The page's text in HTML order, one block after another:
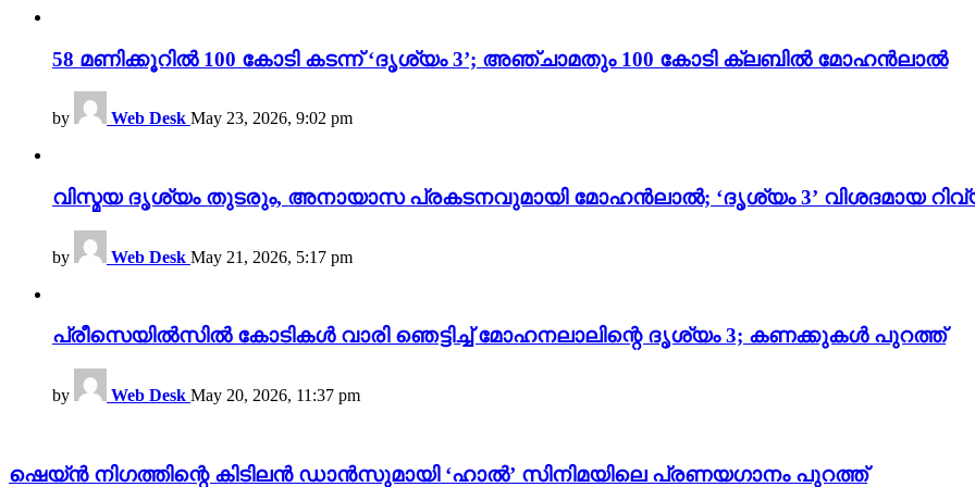
58 മണിക്കൂറിൽ 100 കോടി കടന്ന് ‘ദൃശ്യം 3’; അഞ്ചാമതും 100 കോടി ക്ലബിൽ മോഹൻലാൽ
by Web Desk May 23, 2026, 9:02 pm
വിസ്മയ ദൃശ്യം തുടരും, അനായാസ പ്രകടനവുമായി മോഹൻലാൽ; ‘ദൃശ്യം 3’ വിശദമായ
by Web Desk May 21, 2026, 5:17 pm
പ്രീസെയിൽസിൽ കോടികൾ വാരി ഞെട്ടിച്ച് മോഹനലാലിന്റെ ദൃശ്യം 3; കണക്കുകൾ പുറത്ത്
by Web Desk May 20, 2026, 11:37 pm
ഷെയ്ൻ നിഗത്തിന്റെ കിടിലൻ ഡാൻസുമായി ‘ഹാൽ’ സിനിമയിലെ പ്രണയഗാനം പുറത്ത്